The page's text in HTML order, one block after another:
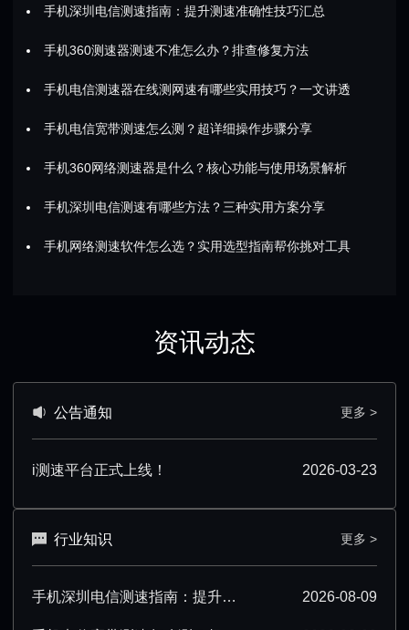
手机深圳电信测速指南：提升测速准确性技巧汇总
手机360测速器测速不准怎么办？排查修复方法
手机电信测速器在线测网速有哪些实用技巧？一文讲透
手机电信宽带测速怎么测？超详细操作步骤分享
手机360网络测速器是什么？核心功能与使用场景解析
手机深圳电信测速有哪些方法？三种实用方案分享
手机网络测速软件怎么选？实用选型指南帮你挑对工具
资讯动态
公告通知 更多 >
i测速平台正式上线！ 2026-03-23
行业知识 更多 >
手机深圳电信测速指南：提升测速准确性技巧汇总 2026-08-09